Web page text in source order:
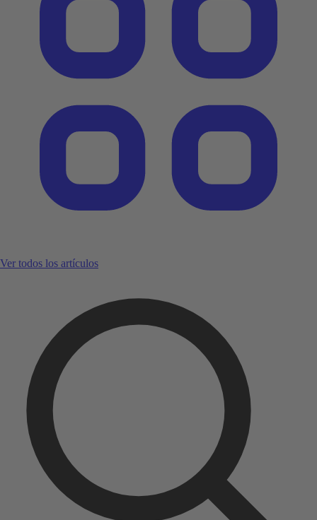
Ver todos los artículos